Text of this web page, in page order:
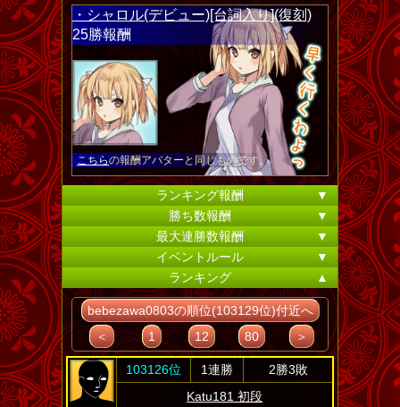
・シャロル(デビュー)[台詞入り](復刻)
25勝報酬
こちらの報酬アバターと同じものです。
ランキング報酬
▼
勝ち数報酬
▼
最大連勝数報酬
▼
イベントルール
▼
ランキング
▲
bebezawa0803の順位(103129位)付近へ
＜
1 12 80 ＞
103126位 1連勝
2勝3敗
Katu181 初段